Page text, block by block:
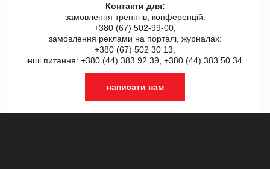
Контакти для:
замовлення треннгів, конференцій:
+380 (67) 502-99-00,
замовлення реклами на порталі, журналах:
+380 (67) 502 30 13,
інші питання: +380 (44) 383 92 39, +380 (44) 383 50 34.
написати нам